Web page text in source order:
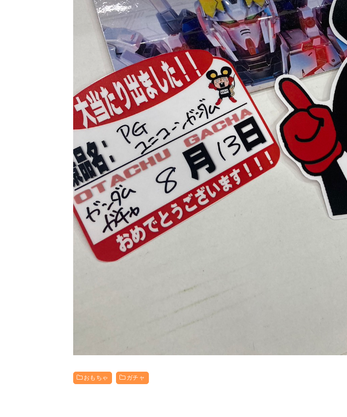
おもちゃ ガチャ